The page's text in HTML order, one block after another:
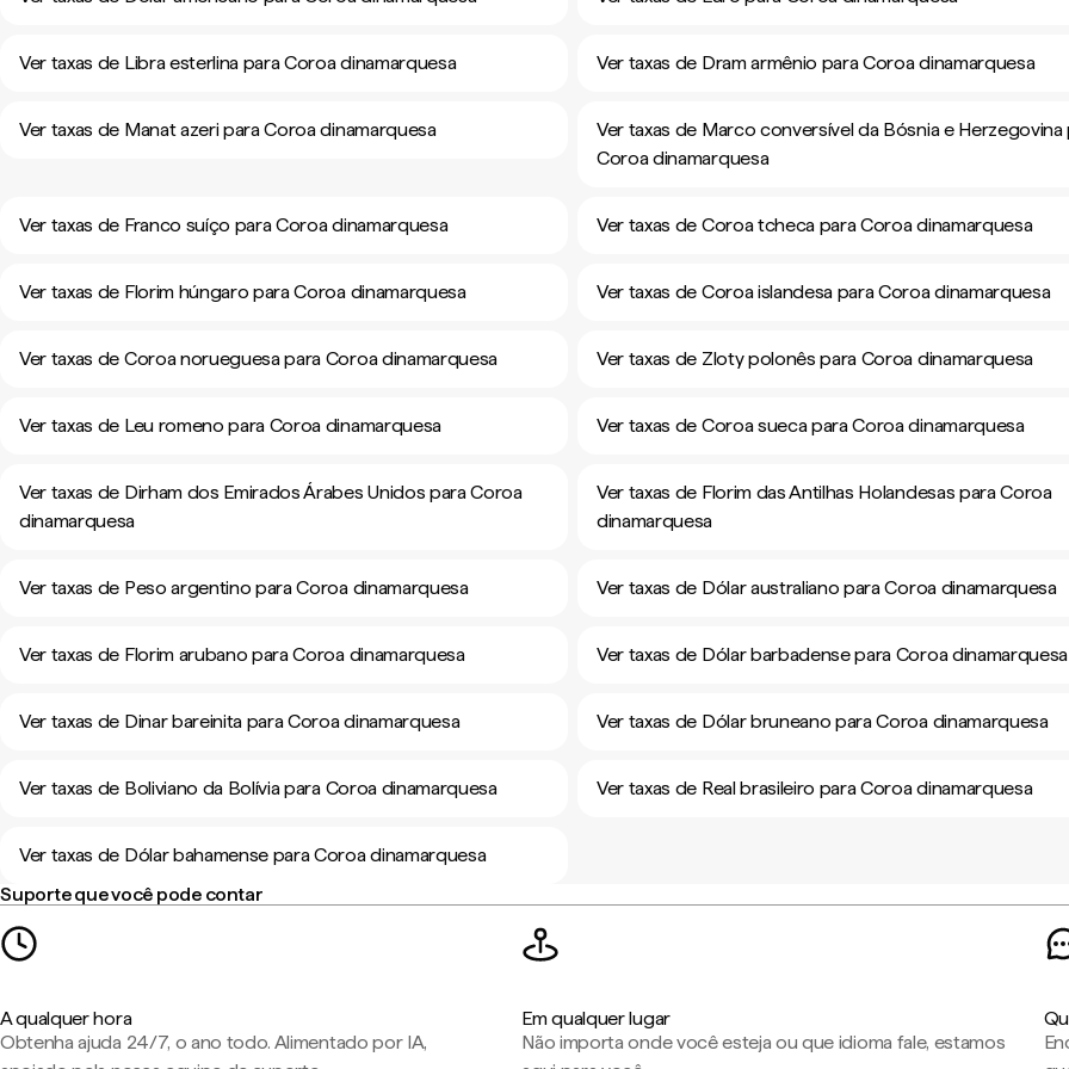
Ver taxas de Libra esterlina para Coroa dinamarquesa Ver taxas de Dram armênio para Coroa dinamarquesa
Ver taxas de Manat azeri para Coroa dinamarquesa
Ver taxas de Marco conversível da Bósnia e Herzegovina
Coroa dinamarquesa
Ver taxas de Franco suíço para Coroa dinamarquesa Ver taxas de Coroa tcheca para Coroa dinamarquesa
Ver taxas de Florim húngaro para Coroa dinamarquesa Ver taxas de Coroa islandesa para Coroa dinamarquesa
Ver taxas de Coroa norueguesa para Coroa dinamarquesa Ver taxas de Zloty polonês para Coroa dinamarquesa
Ver taxas de Leu romeno para Coroa dinamarquesa Ver taxas de Coroa sueca para Coroa dinamarquesa
Ver taxas de Dirham dos Emirados Árabes Unidos para Coroa
dinamarquesa
Ver taxas de Florim das Antilhas Holandesas para Coroa
dinamarquesa
Ver taxas de Peso argentino para Coroa dinamarquesa Ver taxas de Dólar australiano para Coroa dinamarquesa
Ver taxas de Florim arubano para Coroa dinamarquesa Ver taxas de Dólar barbadense para Coroa dinamarquesa
Ver taxas de Dinar bareinita para Coroa dinamarquesa Ver taxas de Dólar bruneano para Coroa dinamarquesa
Ver taxas de Boliviano da Bolívia para Coroa dinamarquesa Ver taxas de Real brasileiro para Coroa dinamarquesa
Ver taxas de Dólar bahamense para Coroa dinamarquesa
Suporte que você pode contar
A qualquer hora
Obtenha ajuda 24/7, o ano todo. Alimentado por IA,
Em qualquer lugar
Não importa onde você esteja ou que idioma fale, estamos